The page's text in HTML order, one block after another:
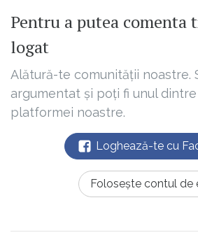
Pentru a putea comenta
logat
Alătură-te comunității noastre.
argumentat și poți fi unul
platformei noastre.
Loghează-te cu
Folosește contul de